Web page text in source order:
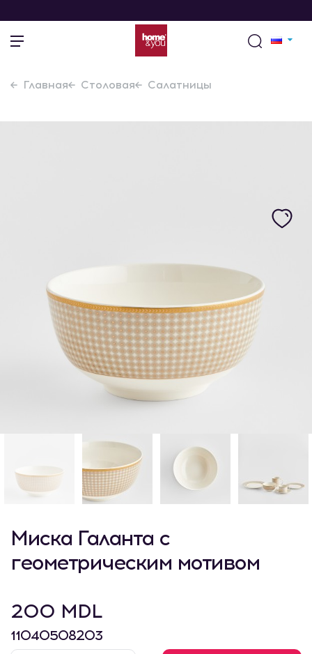
Главная Столовая Салатницы
Миска Галанта с
геометрическим мотивом
200 MDL
11040508203